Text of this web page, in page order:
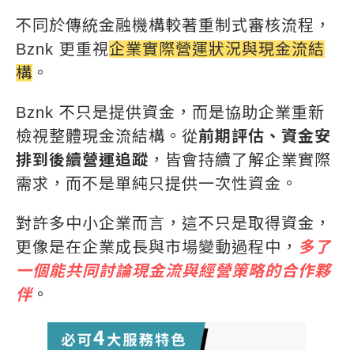
不同於傳統金融機構較著重制式審核流程，
Bznk 更重視企業實際營運狀況與現金流結
構 。
Bznk 不只是提供資金，而是協助企業重新
檢視整體現金流結構。從前期評估、資金安
排到後續營運追蹤 ，皆會持續了解企業實際
需求，而不是單純只提供一次性資金。
對許多中小企業而言，這不只是取得資金，
更像是在企業成長與市場變動過程中， 多了
一個能共同討論現金流與經營策略的合作夥
伴。